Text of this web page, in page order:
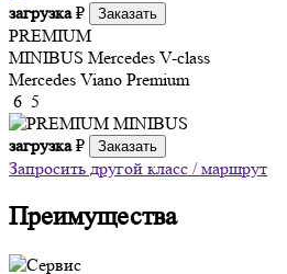
загрузка₽ Заказать
PREMIUM
MINIBUS Mercedes V-class
Mercedes Viano Premium
6 5
загрузка₽ Заказать
Запросить другой класс / маршрут
Преимущества